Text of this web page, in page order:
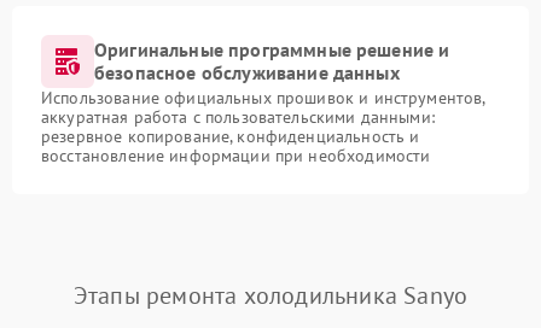
Оригинальные программные решение и
безопасное обслуживание данных
Использование официальных прошивок и инструментов,
аккуратная работа с пользовательскими данными:
резервное копирование, конфиденциальность и
восстановление информации при необходимости
Этапы ремонта холодильника Sanyo